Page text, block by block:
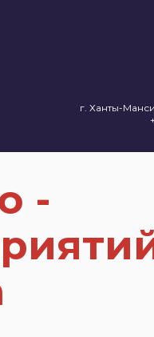
г. Ханты-
-